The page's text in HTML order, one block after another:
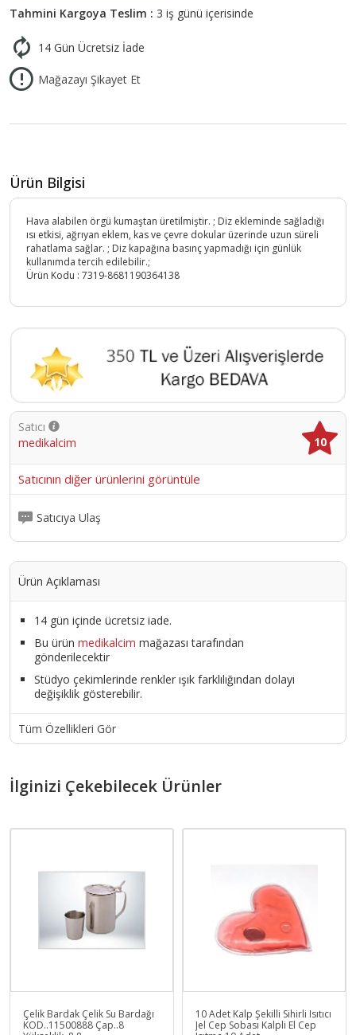
Tahmini Kargoya Teslim : 3 iş günü içerisinde
14 Gün Ücretsiz İade
Mağazayı Şikayet Et
Ürün Bilgisi
Hava alabilen örgü kumaştan üretilmiştir. ; Diz ekleminde sağladığı
ısı etkisi, ağrıyan eklem, kas ve çevre dokular üzerinde uzun süreli
rahatlama sağlar. ; Diz kapağına basınç yapmadığı için günlük
kullanımda tercih edilebilir.;
Ürün Kodu : 7319-8681190364138
Satıcı
medikalcim
10
Satıcının diğer ürünlerini görüntüle
Satıcıya Ulaş
Ürün Açıklaması
14 gün içinde ücretsiz iade.
Bu ürün medikalcim mağazası tarafından
gönderilecektir
Stüdyo çekimlerinde renkler ışık farklılığından dolayı
değişiklik gösterebilir.
Tüm Özellikleri Gör
İlginizi Çekebilecek Ürünler
Çelik Bardak Çelik Su Bardağı
KOD..11500888 Çap..8
10 Adet Kalp Şekilli Sihirli Isıtıcı
Jel Cep Sobası Kalpli El Cep